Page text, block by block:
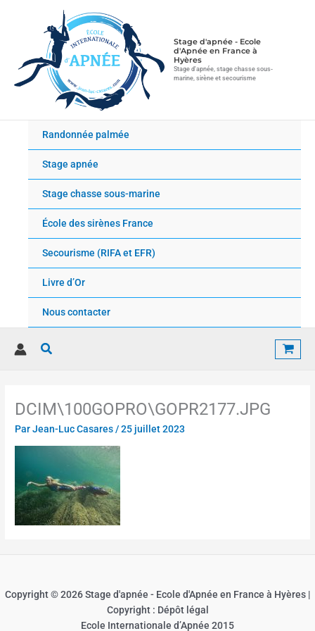
Stage d'apnée - Ecole
d'Apnée en France à
Hyères
Stage d'apnée, stage chasse sous-
marine, sirène et secourisme
Randonnée palmée
Stage apnée
Stage chasse sous-marine
École des sirènes France
Secourisme (RIFA et EFR)
Livre d’Or
Nous contacter
Rechercher
DCIM\100GOPRO\GOPR2177.JPG
ParJean-Luc Casares/25 juillet 2023
Copyright © 2026 Stage d'apnée - Ecole d'Apnée en France à Hyères |
Copyright : Dépôt légal
Ecole Internationale d’Apnée 2015